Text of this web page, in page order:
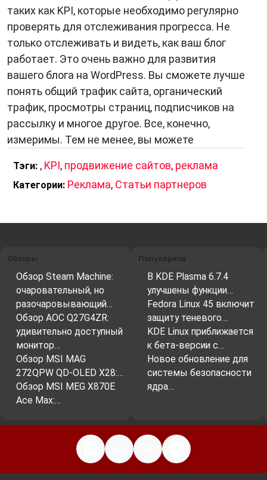
таких как KPI, которые необходимо регулярно
проверять для отслеживания прогресса. Не
только отслеживать и видеть, как ваш блог
работает. Это очень важно для развития
вашего блога на WordPress. Вы сможете лучше
понять общий трафик сайта, органический
трафик, просмотры страниц, подписчиков на
рассылку и многое другое. Все, конечно,
измеримы. Тем не менее, вы можете
Тэги: , KPI, продвижение сайтов, реклама
Категории: Реклама, Статьи партнеров
Обзоры
Обзор Steam Machine:
очаровательный, но
разочаровывающий…
Обзор AOC Q27G4ZR:
удивительно доступный
монитор…
Обзор MSI MAG
272QPW QD-OLED X28:…
Обзор MSI MEG X870E
Ace Max:…
Популярное
В KDE Plasma 6.7.4
улучшены функции…
Fedora Linux 45 включит
защиту теневого…
KDE Linux приближается
к бета-версии с…
Новое обновление для
системы безопасности
ядра…